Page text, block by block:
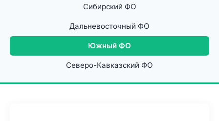
Сибирский ФО
Дальневосточный ФО
Южный ФО
Северо-Кавказский ФО